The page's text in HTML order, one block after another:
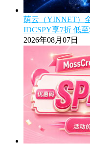
荫云（YINNET）
IDCSPY享7折 低
2026年08月07日